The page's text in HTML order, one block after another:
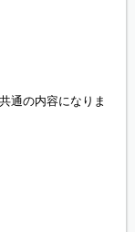
通の内容になりま